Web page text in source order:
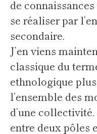
de
se réaliser par
secondaire.
J’en viens
classique du
ethnologique
l’ensemble des
d’une
entre deux pôles